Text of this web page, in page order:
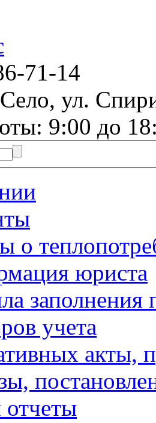
71-14
ул.
9:00 до
о
юриста
заполнения
учета
акты,